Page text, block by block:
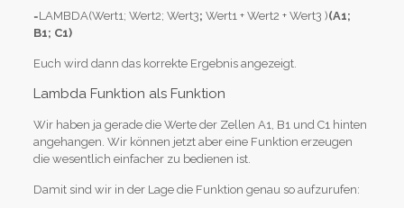
=LAMBDA(Wert1; Wert2; Wert3; Wert1 + Wert2 + Wert3 )(A1;
B1; C1)
Euch wird dann das korrekte Ergebnis angezeigt.
Lambda Funktion als Funktion
Wir haben ja gerade die Werte der Zellen A1, B1 und C1 hinten
angehangen. Wir können jetzt aber eine Funktion erzeugen
die wesentlich einfacher zu bedienen ist.
Damit sind wir in der Lage die Funktion genau so aufzurufen: